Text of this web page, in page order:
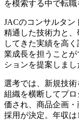
を模索する中で転職
JACのコンサルタン
精通した技術力と
してきた実績を高
業成長を担うこと
ションを提案しまし
選考では、新規技術
組織を横断してプ
価され、商品企画
採用が決定。年収は